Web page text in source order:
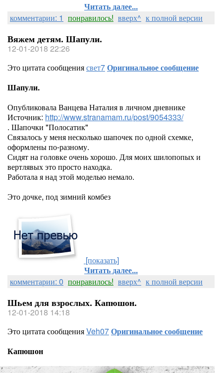
Читать далее...
комментарии: 1 понравилось! вверх^ к полной версии
Вяжем детям. Шапули.
12-01-2018 22:26
Это цитата сообщениясвет7Оригинальное сообщение
Шапули.
Опубликовала Ванцева Наталия в личном дневнике
Источник: http://www.stranamam.ru/post/9054333/
. Шапочки "Полосатик"
Связалось у меня несколько шапочек по одной схемке,
оформлены по-разному.
Сидят на головке очень хорошо. Для моих шилопопых и
вертлявых это просто находка.
Работала я над этой моделью немало.
Это дочке, под зимний комбез
[показать]
Читать далее...
комментарии: 0 понравилось! вверх^ к полной версии
Шьем для взрослых. Капюшон.
12-01-2018 14:18
Это цитата сообщенияVeh07Оригинальное сообщение
Капюшон